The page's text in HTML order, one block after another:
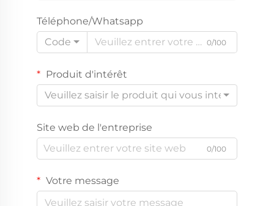
Téléphone/Whatsapp
Code
0/100
Produit d'intérêt
Veuillez saisir le produit qui vous intéresse
Site web de l'entreprise
0/100
Votre message